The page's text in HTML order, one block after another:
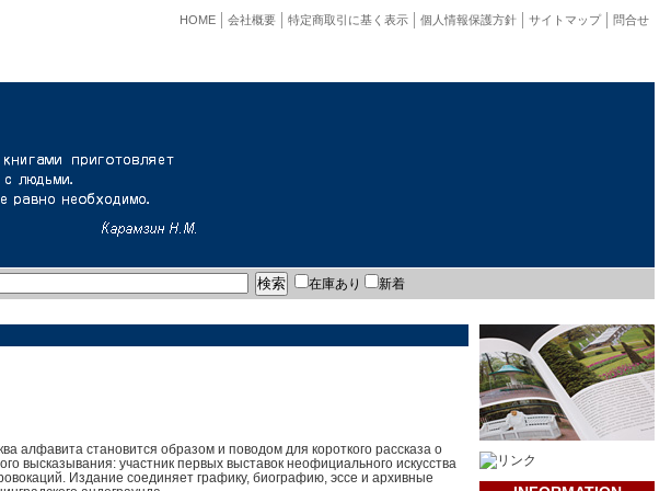
問合せ
サイトマップ
個人情報保護方針
特定商取引に基く表示
会社概要
HOME
在庫あり 新着
алфавита становится образом и поводом для короткого рассказа о
высказывания: участник первых выставок неофициального искусства
Издание соединяет графику, биографию, эссе и архивные